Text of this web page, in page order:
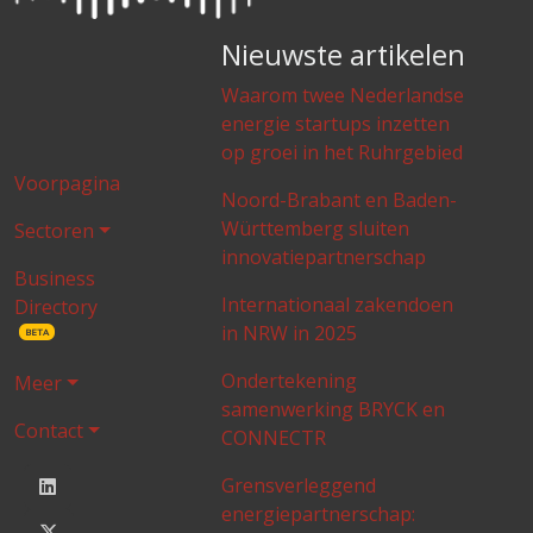
Voorpagina
Sectoren
Business
Directory
BETA
Meer
Contact
Nieuwste artikelen
Waarom twee Nederlandse
energie startups inzetten
op groei in het Ruhrgebied
Noord-Brabant en Baden-
Württemberg sluiten
innovatiepartnerschap
Internationaal zakendoen
in NRW in 2025
Ondertekening
samenwerking BRYCK en
CONNECTR
Grensverleggend
energiepartnerschap: